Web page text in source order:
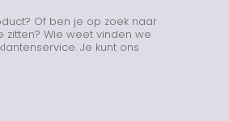
Of ben je op zoek naar
Wie weet vinden we
Je kunt ons